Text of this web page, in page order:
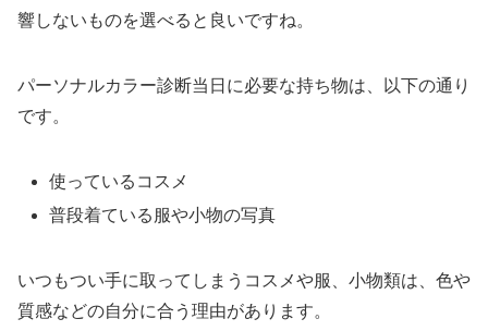
響しないものを選べると良いですね。
パーソナルカラー診断当日に必要な持ち物は、以下の通り
です。
使っているコスメ
普段着ている服や小物の写真
いつもつい手に取ってしまうコスメや服、小物類は、色や
質感などの自分に合う理由があります。